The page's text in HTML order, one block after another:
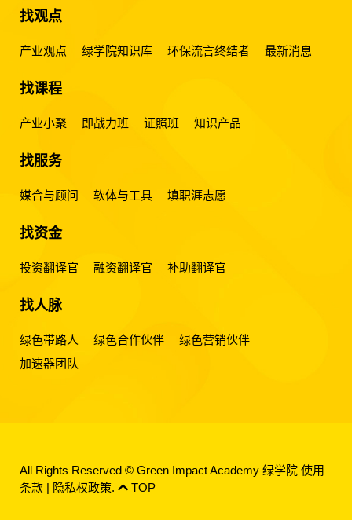
找观点
产业观点 绿学院知识库 环保流言终结者 最新消息
找课程
产业小聚 即战力班 证照班 知识产品
找服务
媒合与顾问 软体与工具 填职涯志愿
找资金
投资翻译官 融资翻译官 补助翻译官
找人脉
绿色带路人 绿色合作伙伴
绿色营销伙伴
加速器团队
All Rights Reserved © Green Impact Academy 绿学院 使用
条款 | 隐私权政策. TOP